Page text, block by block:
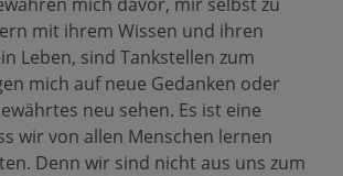
mit ihrem Wissen und ihren
Leben, sind Tankstellen zum
mich auf neue Gedanken oder
neu sehen. Es ist eine
wir von allen Menschen lernen
Denn wir sind nicht aus uns zum